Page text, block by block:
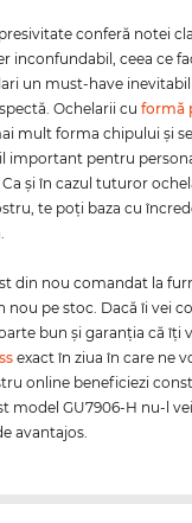
conferă notei
inconfundabil, ceea ce
un must-have
Ochelarii cuformă
mult forma chipului şi
important pentru
și în cazul tuturor
te poți baza cu
din nou comandat la
nou pe stoc. Dacă îi vei
bun şi garanţia că îţi
exact în ziua în care ne
online beneficiezi
model GU7906-H nu-l
avantajos.